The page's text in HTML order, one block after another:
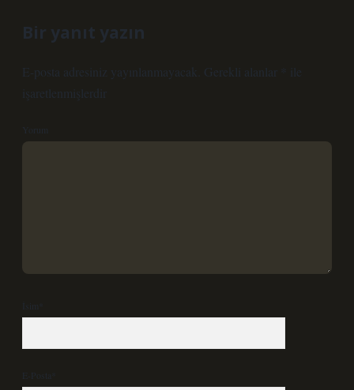
Bir yanıt yazın
E-posta adresiniz yayınlanmayacak. Gerekli alanlar
ile
işaretlenmişlerdir
Yorum
İsim*
E-Posta*